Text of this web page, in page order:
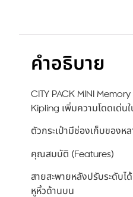
คำอธิบาย
CITY PACK MINI
Kipling เพิ่มความโดดเด่น
ตัวกระเป๋ามีช่องเก็บของ
คุณสมบัติ (Features)
สายสะพายหลังปรับระดับได้
หูหิ้วด้านบน